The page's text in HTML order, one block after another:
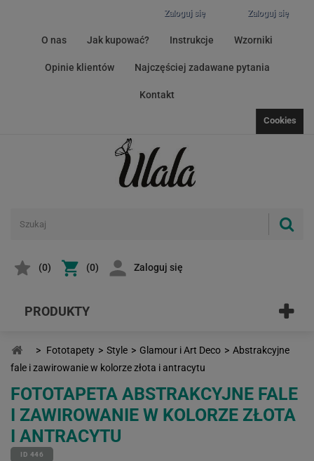
Zaloguj się
Zaloguj się
O nas Jak kupować? Instrukcje Wzorniki
Opinie klientów Najczęściej zadawane pytania
Kontakt
Cookies
(0) (0) Zaloguj się
PRODUKTY
> Fototapety > Style > Glamour i Art Deco > Abstrakcyjne
fale i zawirowanie w kolorze złota i antracytu
FOTOTAPETA ABSTRAKCYJNE FALE
I ZAWIROWANIE W KOLORZE ZŁOTA
I ANTRACYTU
ID 446